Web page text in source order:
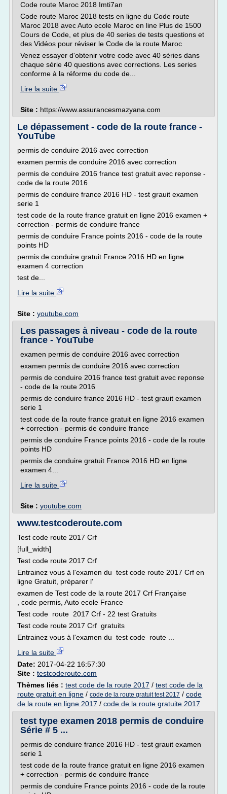
Code route Maroc 2018 Imti7an
Code route Maroc 2018 tests en ligne du Code route
Maroc 2018 avec Auto ecole Maroc en line Plus de 1500
Cours de Code, et plus de 40 series de tests questions et
des Vidéos pour réviser le Code de la route Maroc
Venez essayer d'obtenir votre code avec 40 séries dans
chaque série 40 questions avec corrections. Les series
conforme à la réforme du code de...
Lire la suite
Site : https://www.assurancesmazyana.com
Le dépassement - code de la route france -
YouTube
permis de conduire 2016 avec correction
examen permis de conduire 2016 avec correction
permis de conduire 2016 france test gratuit avec reponse -
code de la route 2016
permis de conduire france 2016 HD - test grauit examen
serie 1
test code de la route france gratuit en ligne 2016 examen +
correction - permis de conduire france
permis de conduire France points 2016 - code de la route
points HD
permis de conduire gratuit France 2016 HD en ligne
examen 4 correction
test de...
Lire la suite
Site : youtube.com
Les passages à niveau - code de la route
france - YouTube
examen permis de conduire 2016 avec correction
examen permis de conduire 2016 avec correction
permis de conduire 2016 france test gratuit avec reponse
- code de la route 2016
permis de conduire france 2016 HD - test grauit examen
serie 1
test code de la route france gratuit en ligne 2016 examen
+ correction - permis de conduire france
permis de conduire France points 2016 - code de la route
points HD
permis de conduire gratuit France 2016 HD en ligne
examen 4...
Lire la suite
Site : youtube.com
www.testcoderoute.com
Test code route 2017 Crf
[full_width]
Test code route 2017 Crf
Entrainez vous à l'examen du test code route 2017 Crf en
ligne Gratuit, préparer l'
examen de Test code de la route 2017 Crf Française
, code permis, Auto ecole France
Test code route 2017 Crf - 22 test Gratuits
Test code route 2017 Crf gratuits
Entrainez vous à l'examen du test code route ...
Lire la suite
Date: 2017-04-22 16:57:30
Site : testcoderoute.com
Thèmes liés : test code de la route 2017 / test code de la
route gratuit en ligne / code de la route gratuit test 2017 / code
de la route en ligne 2017 / code de la route gratuite 2017
test type examen 2018 permis de conduire
Série # 5 ...
permis de conduire france 2016 HD - test grauit examen
serie 1
test code de la route france gratuit en ligne 2016 examen
+ correction - permis de conduire france
permis de conduire France points 2016 - code de la route